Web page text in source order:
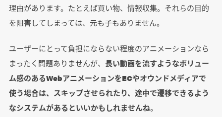
理由があります。たとえば買い物、情報収集。それらの目的
を阻害してしまっては、元も子もありません。
ユーザーにとって負担にならない程度のアニメーションなら
まったく問題ありませんが、 長い動画を流すようなボリュー
ム感のあるWebアニメーションをECやオウンドメディアで
使う場合は、スキップさせられたり、途中で遷移できるよう
なシステムがあるといいかもしれませんね。